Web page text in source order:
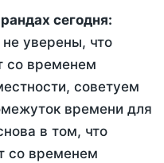
сегодня:
уверены, что
со временем
советуем
времени для
в том, что
со временем